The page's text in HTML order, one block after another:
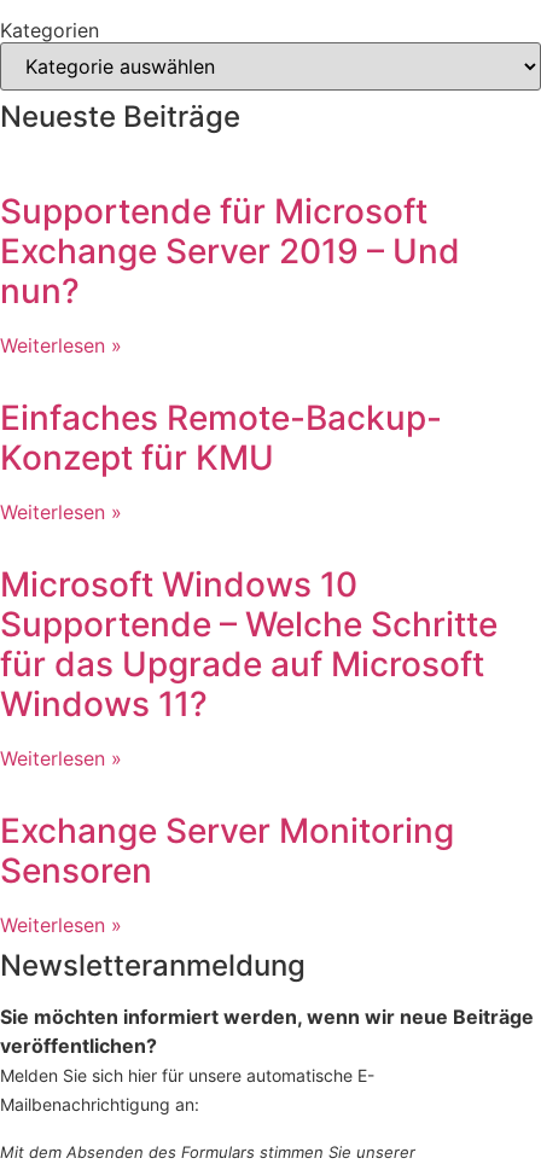
Kategorien
Neueste Beiträge
Supportende für Microsoft
Exchange Server 2019 – Und
nun?
Weiterlesen »
Einfaches Remote-Backup-
Konzept für KMU
Weiterlesen »
Microsoft Windows 10
Supportende – Welche Schritte
für das Upgrade auf Microsoft
Windows 11?
Weiterlesen »
Exchange Server Monitoring
Sensoren
Weiterlesen »
Newsletteranmeldung
Sie möchten informiert werden, wenn wir neue Beiträge
veröffentlichen?
Melden Sie sich hier für unsere automatische E-
Mailbenachrichtigung an:
Mit dem Absenden des Formulars stimmen Sie unserer